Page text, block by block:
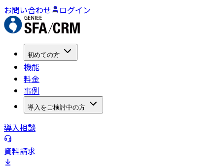
お問い合わせ ログイン
初めての方
機能
料金
事例
導入をご検討中の方
導入相談
資料請求